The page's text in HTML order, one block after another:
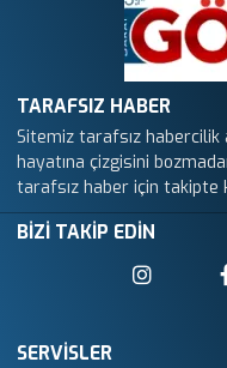
TARAFSIZ HABER
Sitemiz tarafsız habercilik
hayatına çizgisini
tarafsız haber için takipte
BİZİ TAKİP EDİN
SERVİSLER